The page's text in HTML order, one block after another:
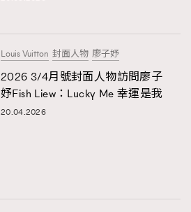
Louis Vuitton 封面人物 廖子妤
2026 3/4月號封面人物訪問廖子
妤Fish Liew：Lucky Me 幸運是我
20.04.2026